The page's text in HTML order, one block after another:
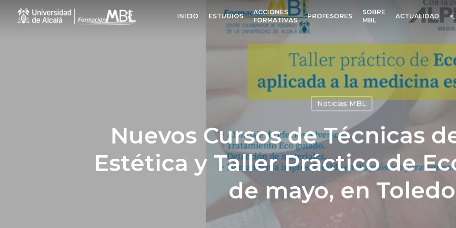
INICIO ESTUDIOS
ACCIONES
FORMATIVAS
PROFESORES
SOBRE
MBL
ACTUALIDAD
Noticias MBL
Nuevos Cursos de Técnicas
Estética y Taller Práctico de
de mayo, en Toledo